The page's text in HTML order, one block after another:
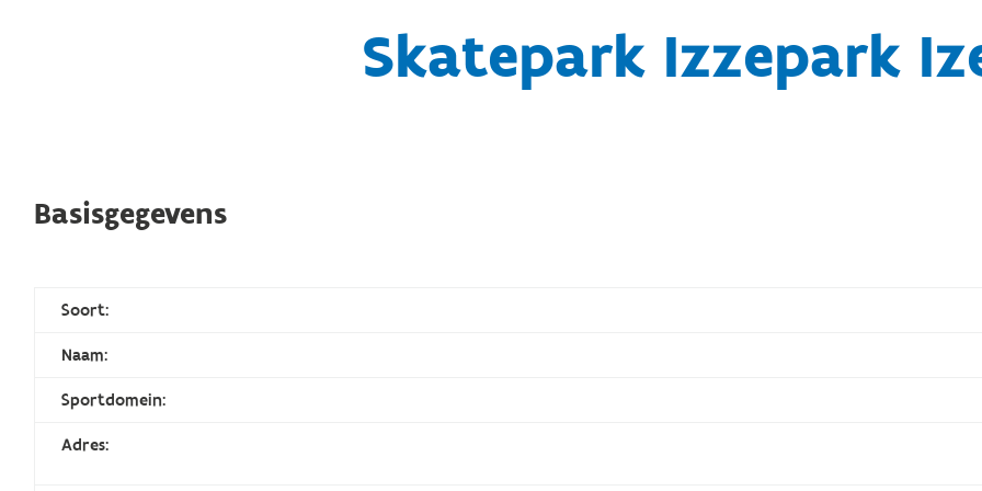
Skatepark Izzepark
Basisgegevens
Soort:
Naam:
Sportdomein:
Adres: